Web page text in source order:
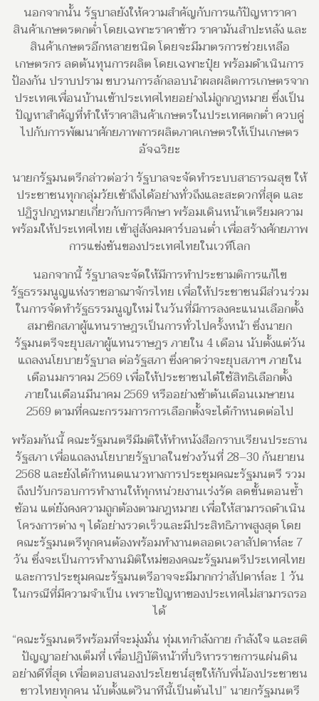
นอกจากนั้น รัฐบาลยังให้ความสำคัญกับการแก้ปัญหาราคา
สินค้าเกษตรตกต่ำ โดยเฉพาะราคาข้าว ราคามันสำปะหลัง และ
สินค้าเกษตรอีกหลายชนิด โดยจะมีมาตรการช่วยเหลือ
เกษตรกร ลดต้นทุนการผลิต โดยเฉพาะปุ๋ย พร้อมดำเนินการ
ป้องกัน ปราบปราม ขบวนการลักลอบนำผลผลิตการเกษตรจาก
ประเทศเพื่อนบ้านเข้าประเทศไทยอย่างไม่ถูกกฎหมาย ซึ่งเป็น
ปัญหาสำคัญที่ทำให้ราคาสินค้าเกษตรในประเทศตกต่ำ ควบคู่
ไปกับการพัฒนาศักยภาพการผลิตภาคเกษตรให้เป็นเกษตร
อัจฉริยะ
นายกรัฐมนตรีกล่าวต่อว่า รัฐบาลจะจัดทำระบบสาธารณสุข ให้
ประชาชนทุกกลุ่มวัยเข้าถึงได้อย่างทั่วถึงและสะดวกที่สุด และ
ปฏิรูปกฎหมายเกี่ยวกับการศึกษา พร้อมเดินหน้าเตรียมความ
พร้อมให้ประเทศไทย เข้าสู่สังคมคาร์บอนต่ำ เพื่อสร้างศักยภาพ
การแข่งขันของประเทศไทยในเวทีโลก
นอกจากนี้ รัฐบาลจะจัดให้มีการทำประชามติการแก้ไข
รัฐธรรมนูญแห่งราชอาณาจักรไทย เพื่อให้ประชาชนมีส่วนร่วม
ในการจัดทำรัฐธรรมนูญใหม่ ในวันที่มีการลงคะแนนเลือกตั้ง
สมาชิกสภาผู้แทนราษฎรเป็นการทั่วไปครั้งหน้า ซึ่งนายก
รัฐมนตรีจะยุบสภาผู้แทนราษฎร ภายใน 4 เดือน นับตั้งแต่วัน
แถลงนโยบายรัฐบาล ต่อรัฐสภา ซึ่งคาดว่าจะยุบสภาฯ ภายใน
เดือนมกราคม 2569 เพื่อให้ประชาชนได้ใช้สิทธิเลือกตั้ง
ภายในเดือนมีนาคม 2569 หรืออย่างช้าต้นเดือนเมษายน
2569 ตามที่คณะกรรมการการเลือกตั้งจะได้กำหนดต่อไป
พร้อมกันนี้ คณะรัฐมนตรีมีมติให้ทำหนังสือกราบเรียนประธาน
รัฐสภา เพื่อแถลงนโยบายรัฐบาลในช่วงวันที่ 28–30 กันยายน
2568 และยังได้กำหนดแนวทางการประชุมคณะรัฐมนตรี รวม
ถึงปรับกรอบการทำงานให้ทุกหน่วยงานเร่งรัด ลดขั้นตอนซ้ำ
ซ้อน แต่ยังคงความถูกต้องตามกฎหมาย เพื่อให้สามารถดำเนิน
โครงการต่าง ๆ ได้อย่างรวดเร็วและมีประสิทธิภาพสูงสุด โดย
คณะรัฐมนตรีทุกคนต้องพร้อมทำงานตลอดเวลาสัปดาห์ละ 7
วัน ซึ่งจะเป็นการทำงานมิติใหม่ของคณะรัฐมนตรีประเทศไทย
และการประชุมคณะรัฐมนตรีอาจจะมีมากกว่าสัปดาห์ละ 1 วัน
ในกรณีที่มีความจำเป็น เพราะปัญหาของประเทศไม่สามารถรอ
ได้
“คณะรัฐมนตรีพร้อมที่จะมุ่งมั่น ทุ่มเทกำลังกาย กำลังใจ และสติ
ปัญญาอย่างเต็มที่ เพื่อปฏิบัติหน้าที่บริหารราชการแผ่นดิน
อย่างดีที่สุด เพื่อตอบสนองประโยชน์สุขให้กับพี่น้องประชาชน
ชาวไทยทุกคน นับตั้งแต่วินาทีนี้เป็นต้นไป” นายกรัฐมนตรี